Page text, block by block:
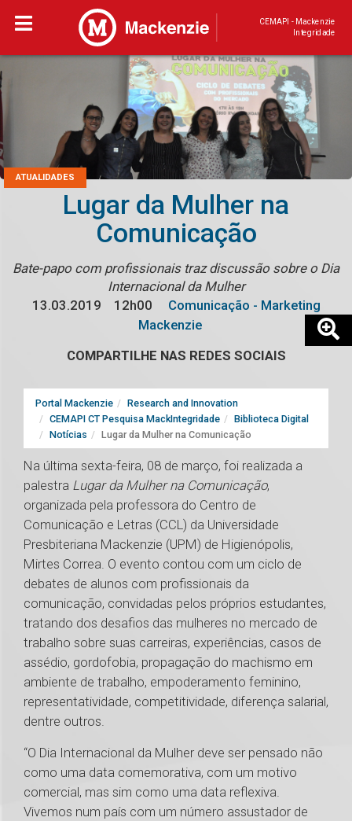
CEMAPI - Mackenzie
Integridade
ATUALIDADES
Lugar da Mulher na
Comunicação
Bate-papo com profissionais traz discussão sobre o Dia
Internacional da Mulher
13.03.2019
12h00
Comunicação - Marketing
Mackenzie
COMPARTILHE NAS REDES SOCIAIS
Portal Mackenzie
Research and Innovation
CEMAPI CT Pesquisa MackIntegridade
Biblioteca Digital
Notícias
Lugar da Mulher na Comunicação
Na última sexta-feira, 08 de março, foi realizada a
palestra Lugar da Mulher na Comunicação,
organizada pela professora do Centro de
Comunicação e Letras (CCL) da Universidade
Presbiteriana Mackenzie (UPM) de Higienópolis,
Mirtes Correa. O evento contou com um ciclo de
debates de alunos com profissionais da
comunicação, convidadas pelos próprios estudantes,
tratando dos desafios das mulheres no mercado de
trabalho sobre suas carreiras, experiências, casos de
assédio, gordofobia, propagação do machismo em
ambiente de trabalho, empoderamento feminino,
representatividade, competitividade, diferença salarial,
dentre outros.
“O Dia Internacional da Mulher deve ser pensado não
como uma data comemorativa, com um motivo
comercial, mas sim como uma data reflexiva.
Vivemos num país com um número assustador de